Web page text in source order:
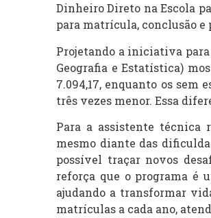
Dinheiro Direto na Escola
para matrícula, conclusão e
Projetando a iniciativa para
Geografia e Estatística)
7.094,17, enquanto os sem
três vezes menor. Essa
Para a assistente técnica
mesmo diante das
possível traçar novos
reforça que o programa é
ajudando a transformar
matrículas a cada ano,